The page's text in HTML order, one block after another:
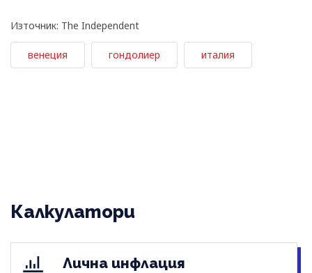
Източник: The Independent
венеция гондолиер италия
Калкулатори
Лична инфлация